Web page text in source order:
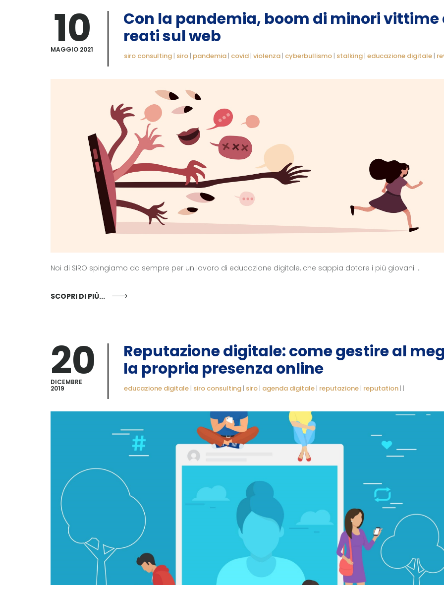
10
MAGGIO 2021
Con la pandemia, boom di minori vittime
reati sul web
siro consulting | siro | pandemia | covid | violenza | cyberbullismo | stalking | educazione digitale |
Noi di SIRO spingiamo da sempre per un lavoro di educazione digitale, che sappia dotare i più giovani ...
SCOPRI DI PIÙ...
20
DICEMBRE
2019
Reputazione digitale: come gestire al
la propria presenza online
educazione digitale | siro consulting | siro | agenda digitale | reputazione | reputation | |